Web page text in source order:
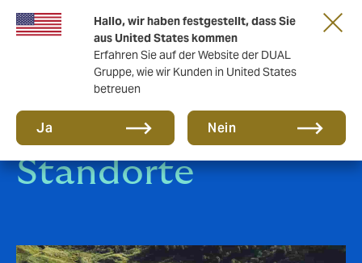
Hallo, wir haben festgestellt, dass Sie
aus United States kommen
Erfahren Sie auf der Website der DUAL
Gruppe, wie wir Kunden in United States
betreuen
Ja Nein
Eine neue Marke für eine neue Ära. Erfahren
Sie mehr
Standorte